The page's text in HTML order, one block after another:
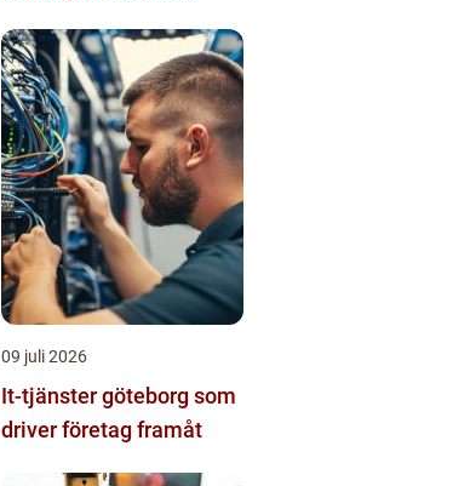
09 juli 2026
It-tjänster göteborg som
driver företag framåt